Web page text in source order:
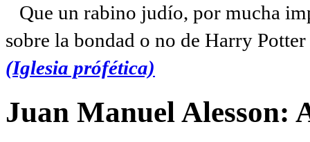
Que un rabino judío, por mucha
sobre la bondad o no de Harry
(Iglesia prófética)
Juan Manuel Alesson: